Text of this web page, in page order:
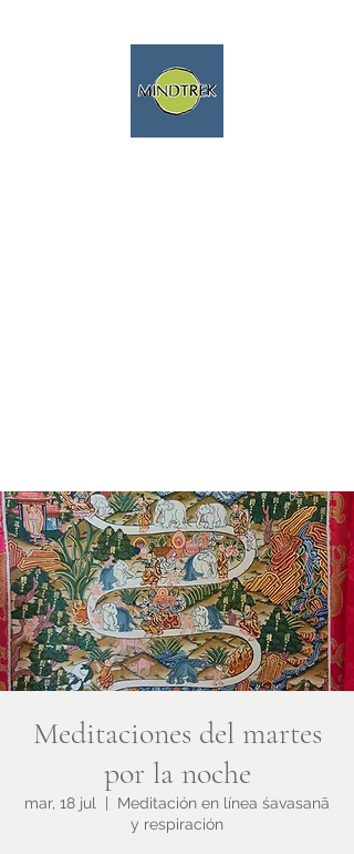
Meditaciones del martes
por la noche
mar, 18 jul
Meditación en línea śavasanā
y respiración